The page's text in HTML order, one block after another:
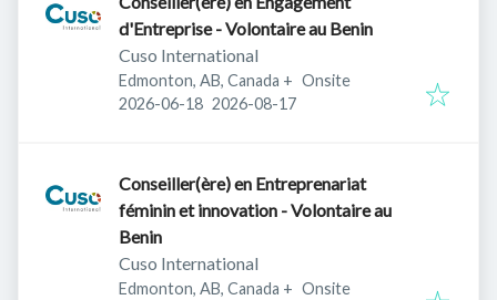
d'Entreprise - Volontaire au Benin
Cuso International
Edmonton, AB, Canada + Onsite
Published:
2026-06-18 Expires:
2026-08-17
Conseiller(ère) en Entreprenariat
féminin et innovation - Volontaire au
Benin
Cuso International
Edmonton, AB, Canada + Onsite